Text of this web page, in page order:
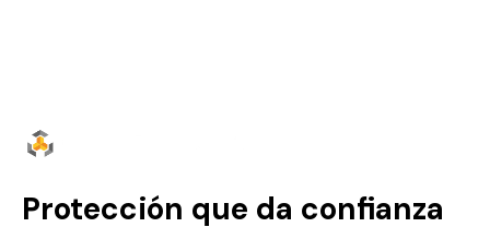
Protección que da confianza